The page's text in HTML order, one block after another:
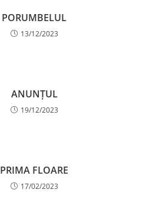
PORUMBELUL
13/12/2023
ANUNȚUL
19/12/2023
PRIMA FLOARE
17/02/2023